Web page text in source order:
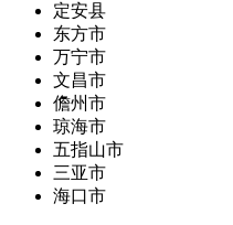
定安县
东方市
万宁市
文昌市
儋州市
琼海市
五指山市
三亚市
海口市